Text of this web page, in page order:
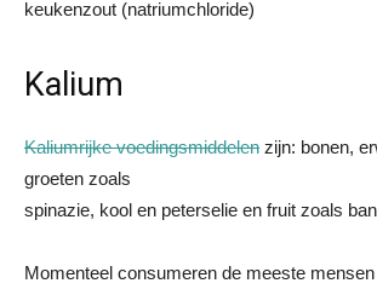
keukenzout (natriumchloride)
Kalium
Kaliumrijke voedingsmiddelen zijn: bonen,
groeten zoals
spinazie, kool en peterselie en fruit zoals
Momenteel consumeren de meeste